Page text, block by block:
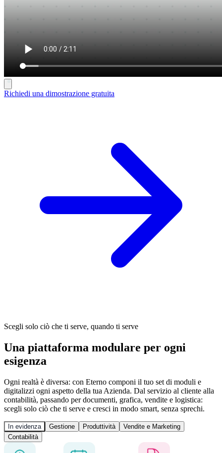
Richiedi una dimostrazione gratuita
Scegli solo ciò che ti serve, quando ti serve
Una piattaforma modulare per ogni
esigenza
Ogni realtà è diversa: con Eterno componi il tuo set di moduli e
digitalizzi ogni aspetto della tua Azienda. Dal servizio al cliente alla
contabilità, passando per documenti, grafica, vendite e logistica:
scegli solo ciò che ti serve e cresci in modo smart, senza sprechi.
In evidenza Gestione Produttività
Vendite e Marketing
Contabilità